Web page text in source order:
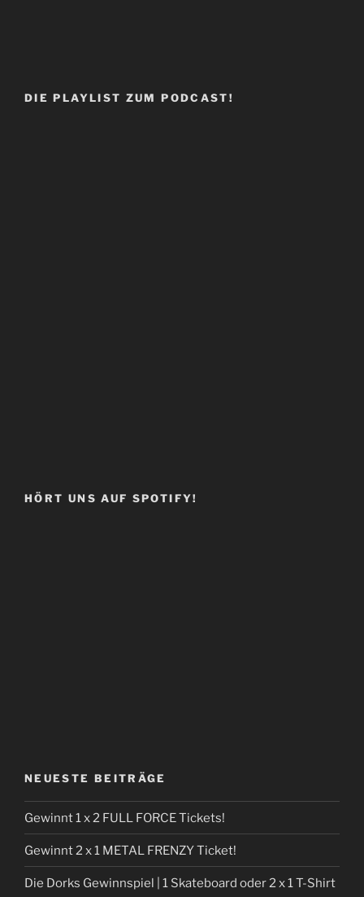
DIE PLAYLIST ZUM PODCAST!
HÖRT UNS AUF SPOTIFY!
NEUESTE BEITRÄGE
Gewinnt 1 x 2 FULL FORCE Tickets!
Gewinnt 2 x 1 METAL FRENZY Ticket!
Die Dorks Gewinnspiel | 1 Skateboard oder 2 x 1 T-Shirt